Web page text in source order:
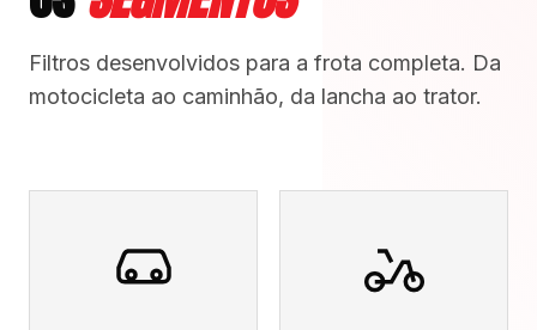
Filtros desenvolvidos para a frota completa. Da
motocicleta ao caminhão, da lancha ao trator.